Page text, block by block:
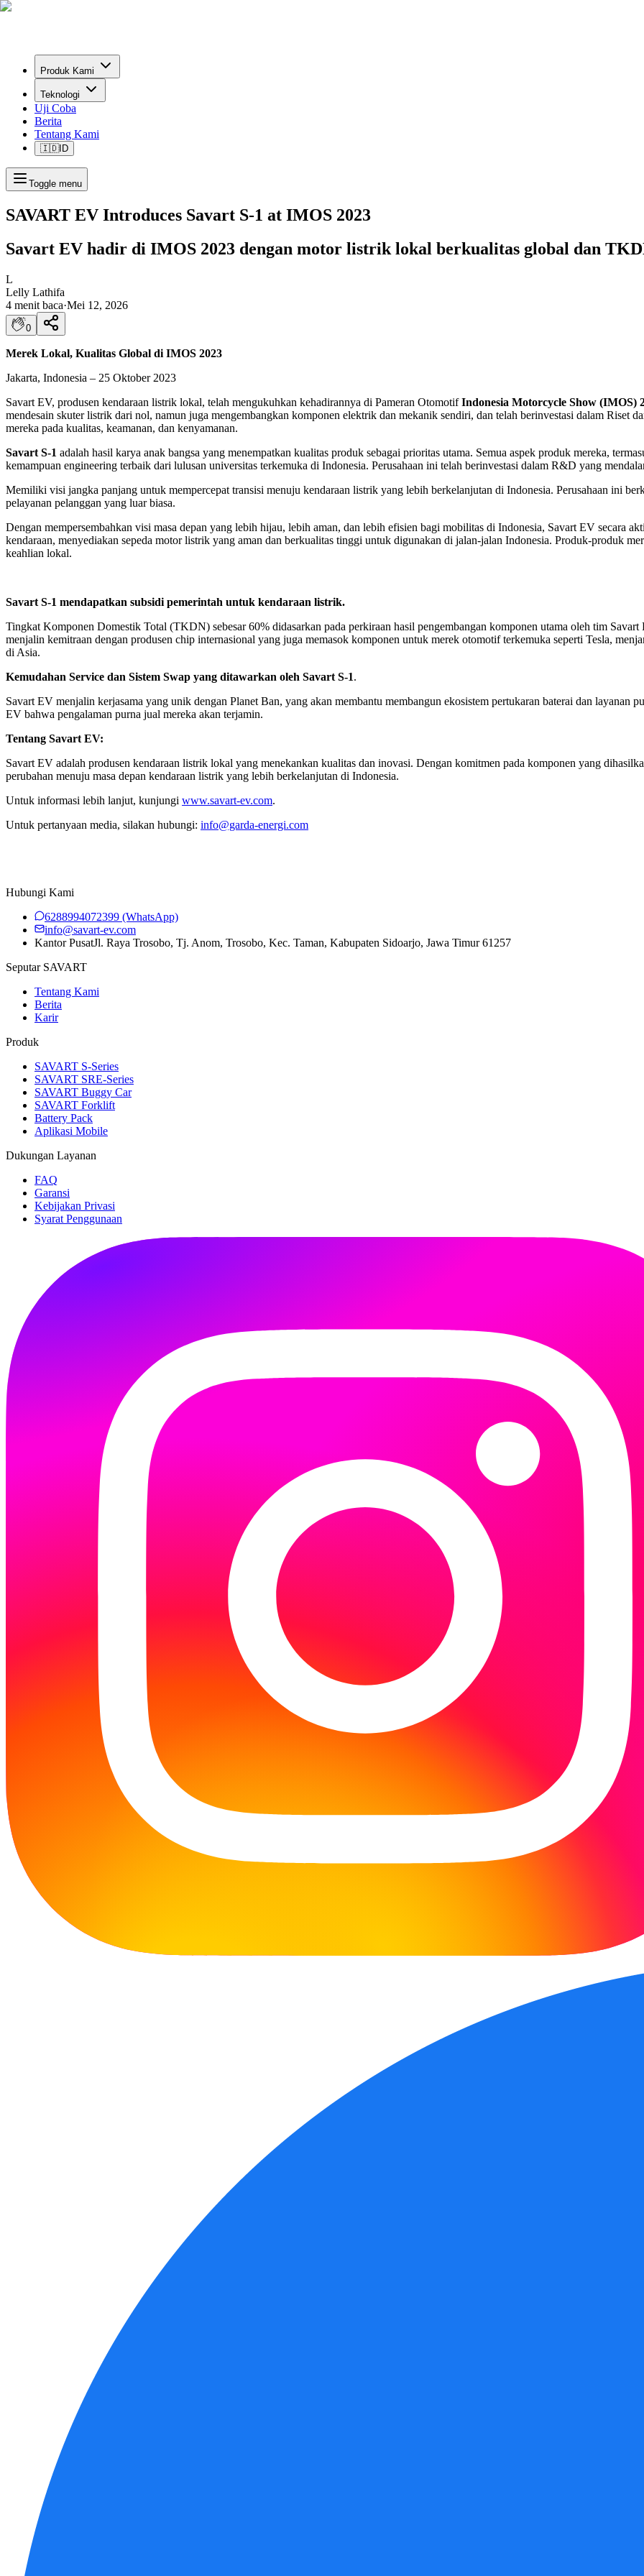
Produk Kami
Teknologi
Uji Coba
Berita
Tentang Kami
🇮🇩ID
Toggle menu
SAVART EV Introduces Savart S-1 at IMOS 2023
Savart EV hadir di IMOS 2023 dengan motor listrik lokal berkualitas global dan
L
Lelly Lathifa
4 menit baca·Mei 12, 2026
0
Merek Lokal, Kualitas Global di IMOS 2023
Jakarta, Indonesia – 25 Oktober 2023
Savart EV, produsen kendaraan listrik lokal, telah mengukuhkan kehadirannya di Pameran OtomotifIndonesia Motorcycle Show (IMOS)
mendesain skuter listrik dari nol, namun juga mengembangkan komponen elektrik dan mekanik sendiri, dan telah berinvestasi dalam Riset
mereka pada kualitas, keamanan, dan kenyamanan.
Savart S-1 adalah hasil karya anak bangsa yang menempatkan kualitas produk sebagai prioritas utama. Semua aspek produk mereka,
kemampuan engineering terbaik dari lulusan universitas terkemuka di Indonesia. Perusahaan ini telah berinvestasi dalam R&D yang
Memiliki visi jangka panjang untuk mempercepat transisi menuju kendaraan listrik yang lebih berkelanjutan di Indonesia. Perusahaan ini
pelayanan pelanggan yang luar biasa.
Dengan mempersembahkan visi masa depan yang lebih hijau, lebih aman, dan lebih efisien bagi mobilitas di Indonesia, Savart EV secara
kendaraan, menyediakan sepeda motor listrik yang aman dan berkualitas tinggi untuk digunakan di jalan-jalan Indonesia. Produk-produk
keahlian lokal.
Savart S-1 mendapatkan subsidi pemerintah untuk kendaraan listrik.
Tingkat Komponen Domestik Total (TKDN) sebesar 60% didasarkan pada perkiraan hasil pengembangan komponen utama oleh tim
menjalin kemitraan dengan produsen chip internasional yang juga memasok komponen untuk merek otomotif terkemuka seperti Tesla,
di Asia.
Kemudahan Service dan Sistem Swap yang ditawarkan oleh Savart S-1.
Savart EV menjalin kerjasama yang unik dengan Planet Ban, yang akan membantu membangun ekosistem pertukaran baterai dan layanan
EV bahwa pengalaman purna jual mereka akan terjamin.
Tentang Savart EV:
Savart EV adalah produsen kendaraan listrik lokal yang menekankan kualitas dan inovasi. Dengan komitmen pada komponen yang
perubahan menuju masa depan kendaraan listrik yang lebih berkelanjutan di Indonesia.
Untuk informasi lebih lanjut, kunjungi www.savart-ev.com.
Untuk pertanyaan media, silakan hubungi: info@garda-energi.com
Hubungi Kami
6288994072399 (WhatsApp)
info@savart-ev.com
Kantor PusatJl. Raya Trosobo, Tj. Anom, Trosobo, Kec. Taman, Kabupaten Sidoarjo, Jawa Timur 61257
Seputar SAVART
Tentang Kami
Berita
Karir
Produk
SAVART S-Series
SAVART SRE-Series
SAVART Buggy Car
SAVART Forklift
Battery Pack
Aplikasi Mobile
Dukungan Layanan
FAQ
Garansi
Kebijakan Privasi
Syarat Penggunaan